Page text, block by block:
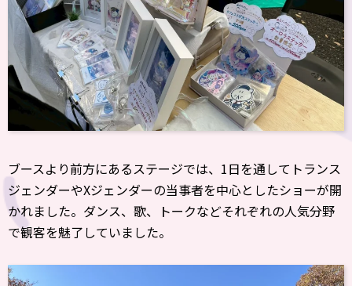
ブースより前方にあるステージでは、1日を通してトランス
ジェンダーやXジェンダーの当事者を中心としたショーが開
かれました。ダンス、歌、トークなどそれぞれの人気分野
で観客を魅了していました。